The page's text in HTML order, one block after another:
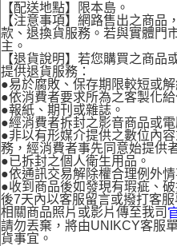
【配送地點】限本島。
【注意事項】網路售出之商品
款、退換貨服務。若與實體門
主。
【退貨說明】若您購買之商品
提供退貨服務：
●易於腐敗、保存期限較短或解
●依消費者要求所為之客製化給
●報紙、期刊或雜誌。
●經消費者拆封之影音商品或電
●非以有形媒介提供之數位內
務，經消費者事先同意始提供
●已拆封之個人衛生用品。
●依通訊交易解除權合理例外
●收到商品後如發現有瑕疵、
後7天內以客服留言或撥打客
相關商品照片或影片傳至我司
請勿丟棄，將由UNIKCY客服
貨事宜。